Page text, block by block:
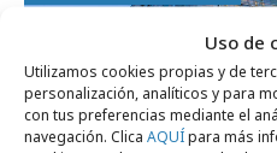
Uso de
Utilizamos cookies propias y de
personalización, analíticos y para
con tus preferencias mediante el
navegación. Clica AQUÍpara más